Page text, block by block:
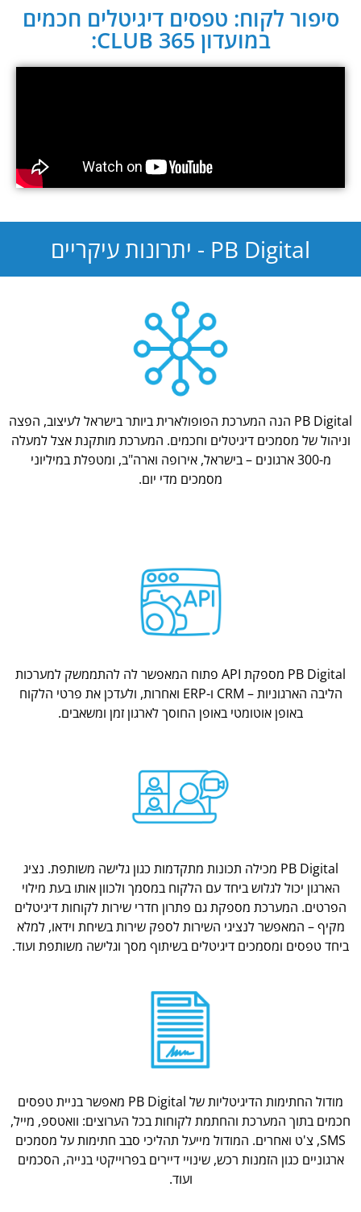
סיפור לקוח: טפסים דיגיטלים חכמים
במועדון CLUB 365:
PB Digital - יתרונות עיקריים
PB Digital הנה המערכת הפופולארית ביותר בישראל לעיצוב, הפצה
וניהול של מסמכים דיגיטלים וחכמים. המערכת מותקנת אצל למעלה
מ-300 ארגונים – בישראל, אירופה וארה"ב, ומטפלת במיליוני
מסמכים מדי יום.
PB Digital מספקת API פתוח המאפשר לה להתממשק למערכות
הליבה הארגוניות – CRM ו-ERP ואחרות, ולעדכן את פרטי הלקוח
באופן אוטומטי באופן החוסך לארגון זמן ומשאבים.
PB Digital מכילה תכונות מתקדמות כגון גלישה משותפת. נציג
הארגון יכול לגלוש ביחד עם הלקוח במסמך ולכוון אותו בעת מילוי
הפרטים. המערכת מספקת גם פתרון חדרי שירות לקוחות דיגיטלים
מקיף – המאפשר לנציגי השירות לספק שירות בשיחת וידאו, למלא
ביחד טפסים ומסמכים דיגיטלים בשיתוף מסך וגלישה משותפת ועוד.
מודול החתימות הדיגיטליות של PB Digital מאפשר בניית טפסים
חכמים בתוך המערכת והחתמת לקוחות בכל הערוצים: וואטספ, מייל,
SMS, צ'ט ואחרים. המודול מייעל תהליכי סבב חתימות על מסמכים
ארגוניים כגון הזמנות רכש, שינויי דיירים בפרוייקטי בנייה, הסכמים
ועוד.